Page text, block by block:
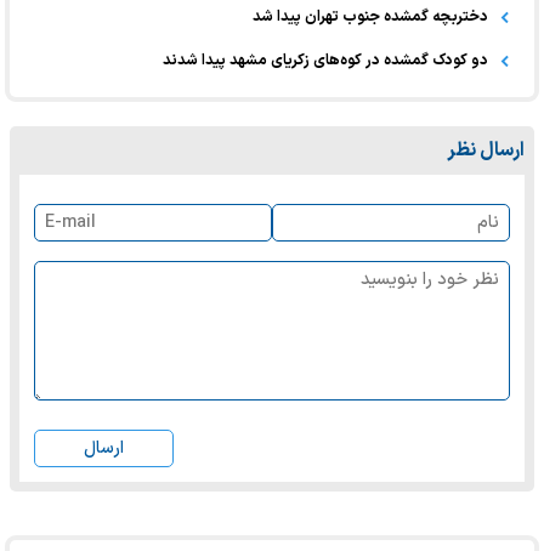
دختربچه گمشده جنوب تهران پیدا شد
دو کودک گمشده در کوه‌های زکریای مشهد پیدا شدند
ارسال نظر
ارسال